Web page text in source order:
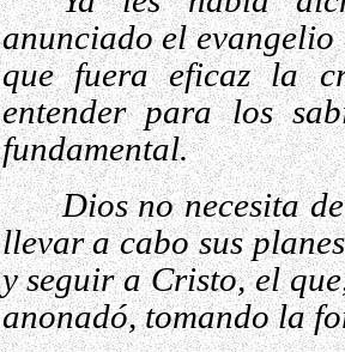
anunciado el
que fuera eficaz la
entender para los
fundamental.
Dios no necesita
llevar a cabo sus
y seguir a Cristo, el
anonadó, tomando la